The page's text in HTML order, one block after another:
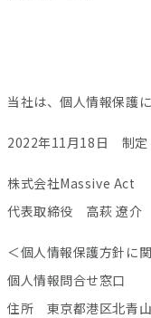
当社は、個人情報保護
2022年11月18日 制定
株式会社Massive Act
代表取締役 高萩 遼介
＜個人情報保護方針に
個人情報問合せ窓口
住所 東京都港区北青